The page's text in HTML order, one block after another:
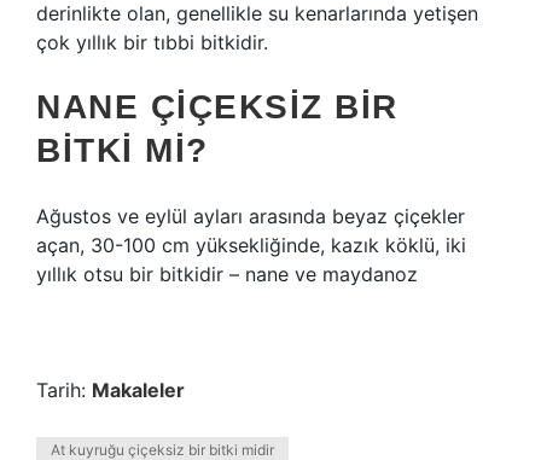
derinlikte olan, genellikle su kenarlarında yetişen
çok yıllık bir tıbbi bitkidir.
NANE ÇIÇEKSIZ BIR
BITKI MI?
Ağustos ve eylül ayları arasında beyaz çiçekler
açan, 30-100 cm yüksekliğinde, kazık köklü, iki
yıllık otsu bir bitkidir – nane ve maydanoz
Tarih: Makaleler
At kuyruğu çiçeksiz bir bitki midir